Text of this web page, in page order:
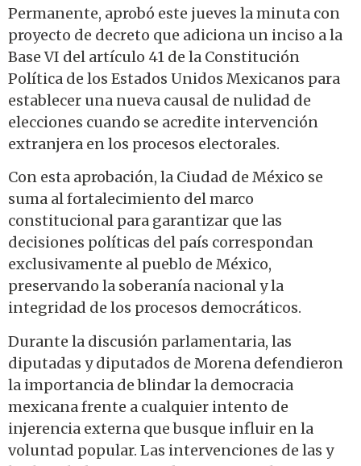
Permanente, aprobó este jueves la minuta con
proyecto de decreto que adiciona un inciso a la
Base VI del artículo 41 de la Constitución
Política de los Estados Unidos Mexicanos para
establecer una nueva causal de nulidad de
elecciones cuando se acredite intervención
extranjera en los procesos electorales.
Con esta aprobación, la Ciudad de México se
suma al fortalecimiento del marco
constitucional para garantizar que las
decisiones políticas del país correspondan
exclusivamente al pueblo de México,
preservando la soberanía nacional y la
integridad de los procesos democráticos.
Durante la discusión parlamentaria, las
diputadas y diputados de Morena defendieron
la importancia de blindar la democracia
mexicana frente a cualquier intento de
injerencia externa que busque influir en la
voluntad popular. Las intervenciones de las y